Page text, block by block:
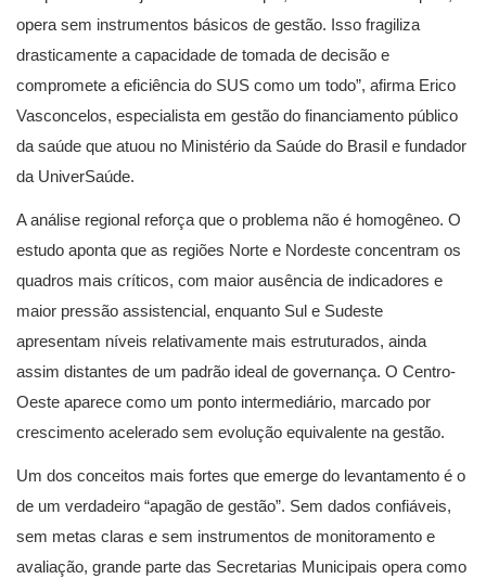
opera sem instrumentos básicos de gestão. Isso fragiliza
drasticamente a capacidade de tomada de decisão e
compromete a eficiência do SUS como um todo”, afirma Erico
Vasconcelos, especialista em gestão do financiamento público
da saúde que atuou no Ministério da Saúde do Brasil e fundador
da UniverSaúde.
A análise regional reforça que o problema não é homogêneo. O
estudo aponta que as regiões Norte e Nordeste concentram os
quadros mais críticos, com maior ausência de indicadores e
maior pressão assistencial, enquanto Sul e Sudeste
apresentam níveis relativamente mais estruturados, ainda
assim distantes de um padrão ideal de governança. O Centro-
Oeste aparece como um ponto intermediário, marcado por
crescimento acelerado sem evolução equivalente na gestão.
Um dos conceitos mais fortes que emerge do levantamento é o
de um verdadeiro “apagão de gestão”. Sem dados confiáveis,
sem metas claras e sem instrumentos de monitoramento e
avaliação, grande parte das Secretarias Municipais opera como